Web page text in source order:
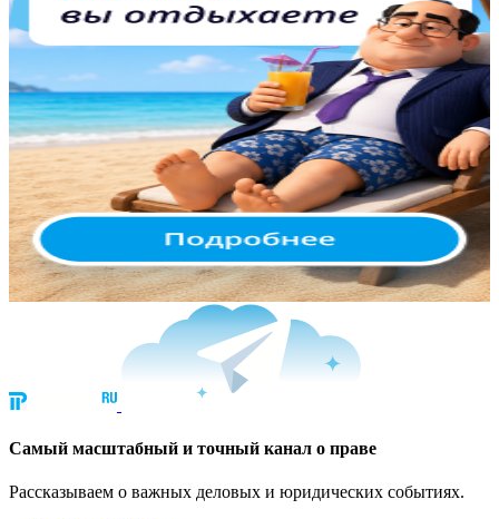
Cамый масштабный и точный канал о праве
Рассказываем о важных деловых и юридических событиях.